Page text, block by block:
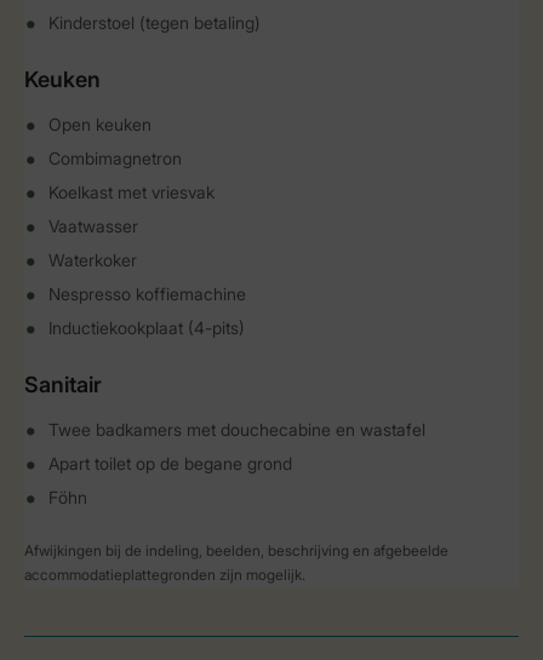
Kinderstoel (tegen betaling)
Keuken
Open keuken
Combimagnetron
Koelkast met vriesvak
Vaatwasser
Waterkoker
Nespresso koffiemachine
Inductiekookplaat (4-pits)
Sanitair
Twee badkamers met douchecabine en wastafel
Apart toilet op de begane grond
Föhn
Afwijkingen bij de indeling, beelden, beschrijving en afgebeelde
accommodatieplattegronden zijn mogelijk.